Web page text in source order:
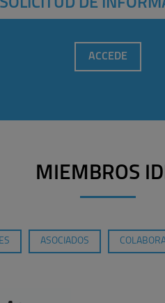
DE
ACCEDE
MIEMBROS
ASOCIADOS